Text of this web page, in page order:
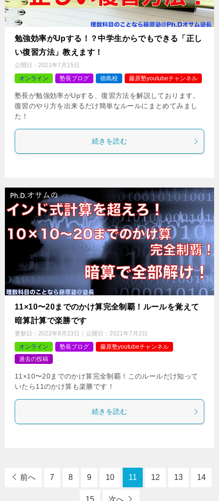
勉強効率がUpする！？中学生からでもできる「正し
い復習方法」教えます！
公開日： 2021年7月15日
オンライン
塾長ブログ 徳島校 藤原塾youtubeチャンネル
塾長が勉強効率がUpする、復習方法を解説しております。
復習のやり方を出来るだけ簡単なルールにまとめてみまし
た！
続きを読む
11×10〜20までのかけ算完全制覇！ルールを覚えて
暗算計算で楽勝です
更新日： 2022年8月23日 公開日： 2021年7月2日
オンライン
塾長ブログ
藤原塾youtubeチャンネル
過去の投稿
11×10〜20までのかけ算完全制覇！このルールだけ知って
いたら11のかけ算も楽勝です！
続きを読む
前へ 7 8 9 10 11 12 13 14